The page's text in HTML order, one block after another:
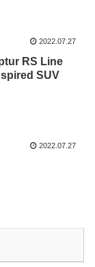
2022.07.27
RS Line
SUV
2022.07.27